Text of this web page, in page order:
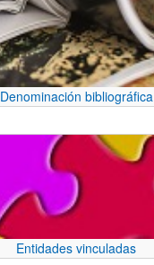
Denominación bibliográfica
Entidades vinculadas